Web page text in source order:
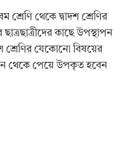
শ্রেণি থেকে দ্বাদশ শ্রেণির
কাছে উপস্থাপন
শ্রেণির যেকোনো বিষয়ের
থেকে পেয়ে উপকৃত হবেন